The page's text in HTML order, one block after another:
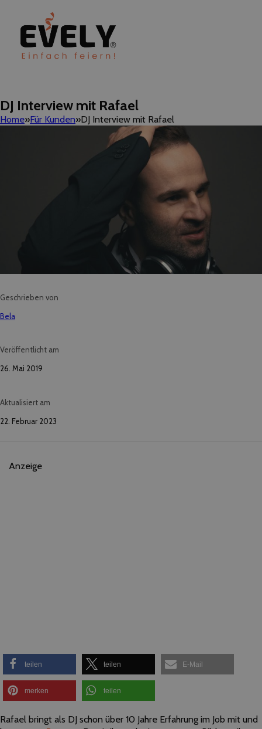
DJ Interview mit Rafael
Home Für Kunden DJ Interview mit Rafael
Geschrieben von
Bela
Veröffentlicht am
26. Mai 2019
Aktualisiert am
22. Februar 2023
Anzeige
teilen teilen E-Mail
merken teilen
Rafael bringt als DJ schon über 10 Jahre Erfahrung im Job mit und